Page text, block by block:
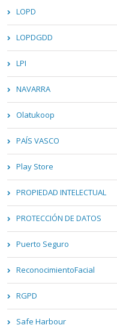
LOPD
LOPDGDD
LPI
NAVARRA
Olatukoop
PAÍS VASCO
Play Store
PROPIEDAD INTELECTUAL
PROTECCIÓN DE DATOS
Puerto Seguro
ReconocimientoFacial
RGPD
Safe Harbour